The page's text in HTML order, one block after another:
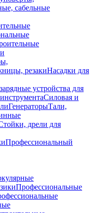
сабельные
резакиНасадки для
устройства для
Силовая и
ГенераторыТали,
дрели для
Профессиональный
Профессиональные